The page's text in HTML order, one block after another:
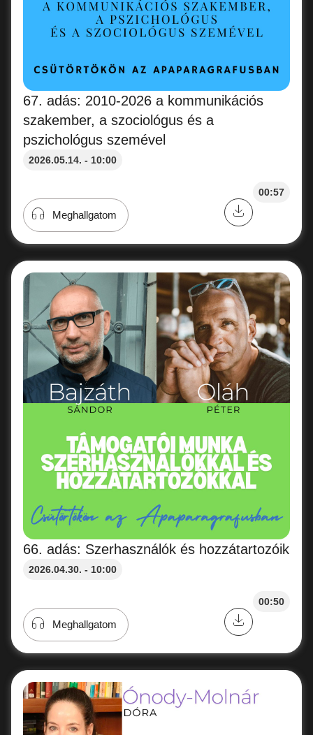
67. adás: 2010-2026 a kommunikációs
szakember, a szociológus és a
pszichológus szemével
2026.05.14. - 10:00
00:57
Meghallgatom
66. adás: Szerhasználók és hozzátartozóik
2026.04.30. - 10:00
00:50
Meghallgatom